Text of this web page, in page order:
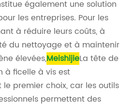
également une solution
les entreprises. Pour les
à réduire leurs coûts, à
du nettoyage et à maintenir
élevées,MeishijieLa tête de
à ficelle à vis est
premier choix, car les outils
permettent des